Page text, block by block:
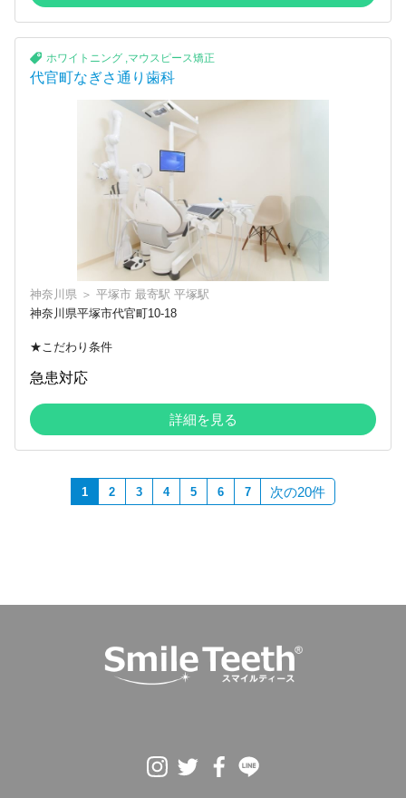
ホワイトニング ,マウスピース矯正
代官町なぎさ通り歯科
神奈川県 ＞ 平塚市 最寄駅 平塚駅
神奈川県平塚市代官町10-18
★こだわり条件
急患対応
詳細を見る
1 2 3 4 5 6 7 次の20件